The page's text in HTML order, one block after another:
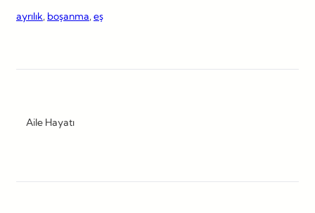
ayrılık, boşanma, eş
Aile Hayatı